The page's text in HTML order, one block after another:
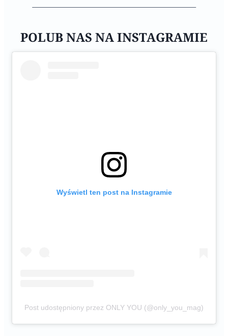
POLUB NAS NA INSTAGRAMIE
Wyświetl ten post na Instagramie
Post udostępniony przez ONLY YOU (@only_you_mag)